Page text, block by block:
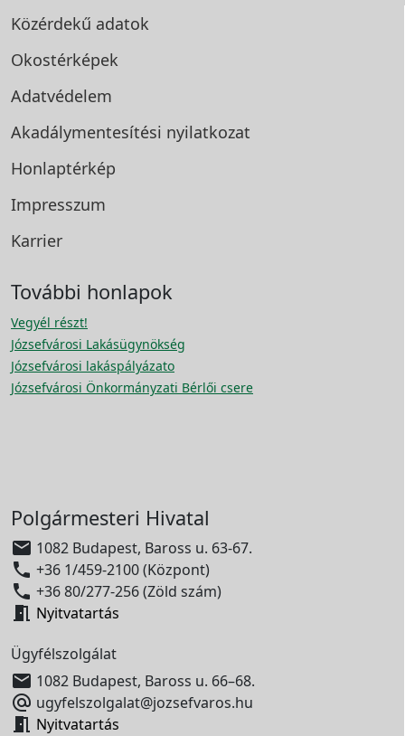
Közérdekű adatok
Okostérképek
Adatvédelem
Akadálymentesítési nyilatkozat
Honlaptérkép
Impresszum
Karrier
További honlapok
Vegyél részt!
Józsefvárosi Lakásügynökség
Józsefvárosi lakáspályázato
Józsefvárosi Önkormányzati Bérlői csere
Polgármesteri Hivatal
 1082 Budapest, Baross u. 63-67.
 +36 1/459-2100 (Központ)
 +36 80/277-256 (Zöld szám)
 Nyitvatartás
Ügyfélszolgálat
 1082 Budapest, Baross u. 66–68.
 ugyfelszolgalat@jozsefvaros.hu
 Nyitvatartás